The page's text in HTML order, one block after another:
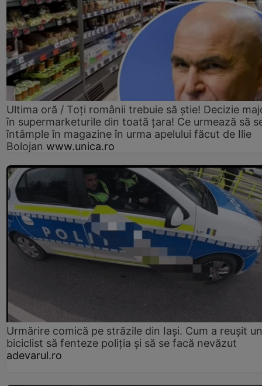
Ultima oră / Toți românii trebuie să știe! Decizie
în supermarketurile din toată țara! Ce urmează să
întâmple în magazine în urma apelului făcut de Ilie
Bolojan www.unica.ro
Urmărire comică pe străzile din Iași. Cum a reușit un
biciclist să fenteze poliția și să se facă nevăzut
adevarul.ro